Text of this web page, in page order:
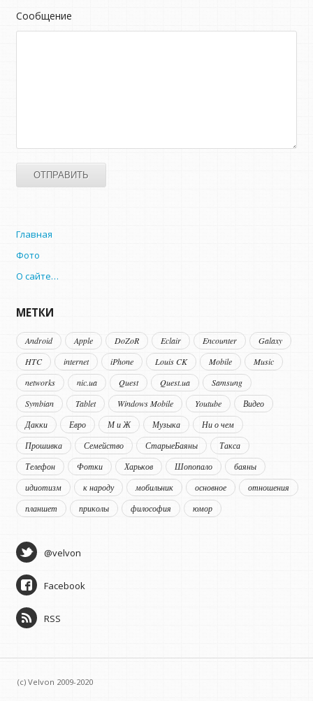
Сообщение
Главная
Фото
О сайте…
МЕТКИ
Android Apple DoZoR Eclair Encounter
Galaxy
HTC
internet iPhone Louis CK Mobile
Music
networks
nic.ua Quest Quest.ua
Samsung
Symbian
Tablet Windows Mobile Youtube
Видео
Дакки
Евро М и Ж Музыка
Ни о чем
Прошивка
Семейство СтарыеБаяны
Такса
Телефон
Фотки Харьков Шопопало
баяны
идиотизм
к народу мобильник основное
отношения
планшет
приколы философия юмор
@velvon
Facebook
RSS
(c) Velvon 2009-2020